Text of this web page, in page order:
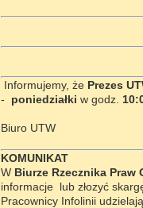
Informujemy, że Prezes
- poniedziałki w godz.
Biuro UTW
KOMUNIKAT
W Biurze Rzecznika Praw
informacje lub złozyć
Pracownicy Infolinii